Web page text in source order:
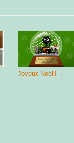
Joyeux Noël ! →